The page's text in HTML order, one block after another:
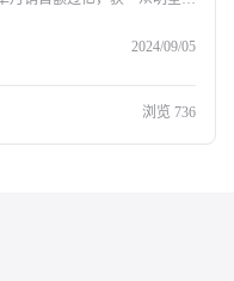
2024/09/05
浏览 736